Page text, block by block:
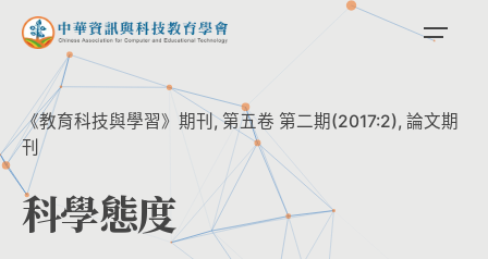
Skip
content
《教育科技與學習》期刊 第五卷 第二期(2017:2) 論文期
刊
科學態度